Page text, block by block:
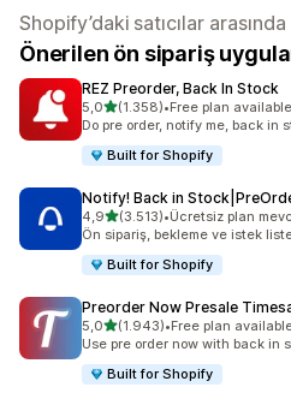
Shopify’daki satıcılar
Önerilen ön sipariş
REZ Preorder, Back In Stock
5,05 yıldız üzerinden
(1.358)
toplam 1358 değerlendirme
•Free plan available
Do pre order, notify me, back
Built for Shopify
Notify! Back in
4,95 yıldız üzerinden
(3.513)
toplam 3513 değerlendirme
•Ücretsiz plan
Ön sipariş, bekleme ve istek
Built for Shopify
Preorder Now Presale
5,05 yıldız üzerinden
(1.943)
toplam 1943 değerlendirme
•Free plan
Use pre order now with back in
Built for Shopify